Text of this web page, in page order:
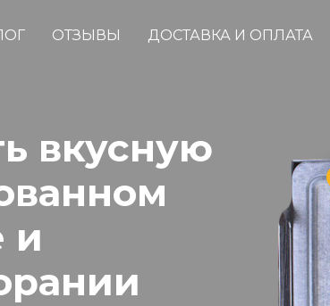
ОТЗЫВЫ ДОСТАВКА И ОПЛАТА
вкусную
и